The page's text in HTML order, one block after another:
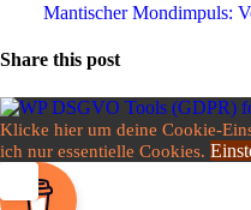
Man­ti­scher Mond­im­puls:
Share this post
Klicke hier um deine Cookie-
ich nur essentielle Cookies.